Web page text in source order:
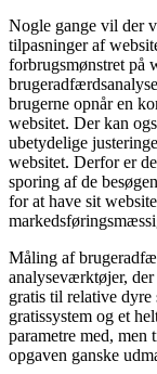
Nogle gange vil der
tilpasninger af
forbrugsmønstret på
brugerne opnår en
websitet. Der kan
ubetydelige
websitet. Derfor er
sporing af de
for at have sit
Måling af
analyseværktøjer,
gratis til relative dyre
gratissystem og et
parametre med,
opgaven ganske